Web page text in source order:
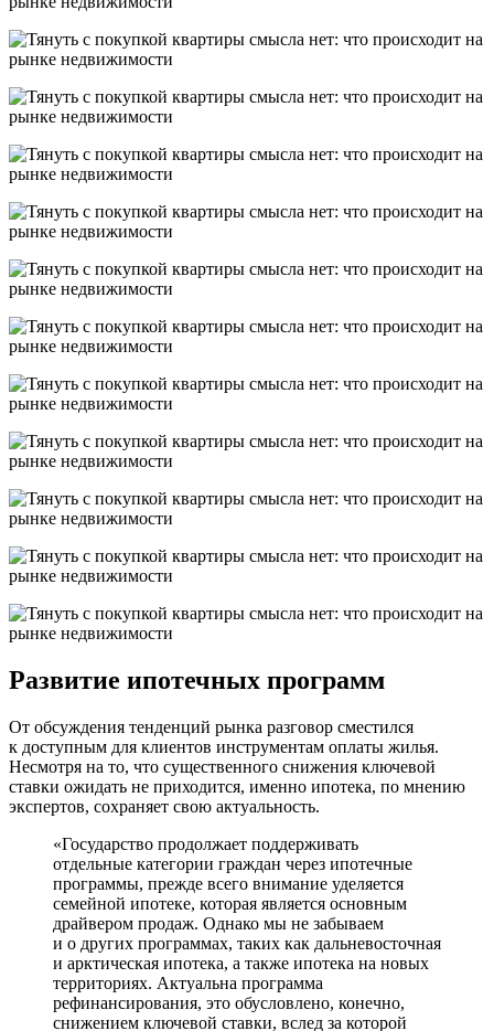
Развитие ипотечных программ
От обсуждения тенденций рынка разговор сместился
к доступным для клиентов инструментам оплаты жилья.
Несмотря на то, что существенного снижения ключевой
ставки ожидать не приходится, именно ипотека, по мнению
экспертов, сохраняет свою актуальность.
«Государство продолжает поддерживать
отдельные категории граждан через ипотечные
программы, прежде всего внимание уделяется
семейной ипотеке, которая является основным
драйвером продаж. Однако мы не забываем
и о других программах, таких как дальневосточная
и арктическая ипотека, а также ипотека на новых
территориях. Актуальна программа
рефинансирования, это обусловлено, конечно,
снижением ключевой ставки, вслед за которой